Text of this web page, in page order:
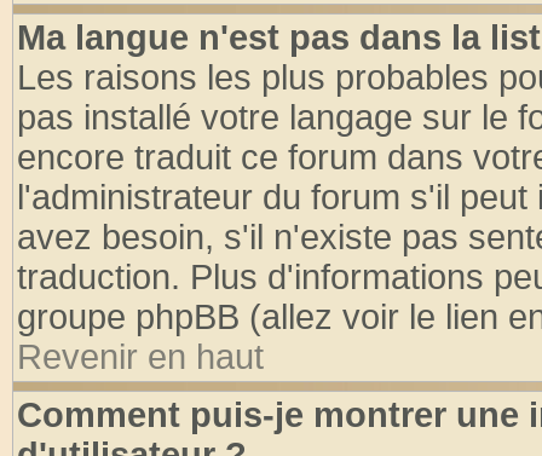
Ma langue n'est pas dans la
Les raisons les plus probables
pas installé votre langage sur le
encore traduit ce forum dans
l'administrateur du forum s'il
avez besoin, s'il n'existe pas
traduction. Plus d'informations
groupe phpBB (allez voir le lien
Revenir en haut
Comment puis-je montrer une